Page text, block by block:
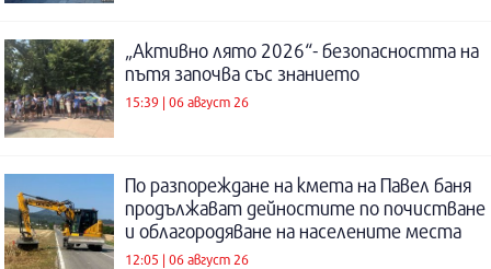
„Активно лято 2026“- безопасността на
пътя започва със знанието
15:39 | 06 август 26
По разпореждане на кмета на Павел баня
продължават дейностите по почистване
и облагородяване на населените места
12:05 | 06 август 26